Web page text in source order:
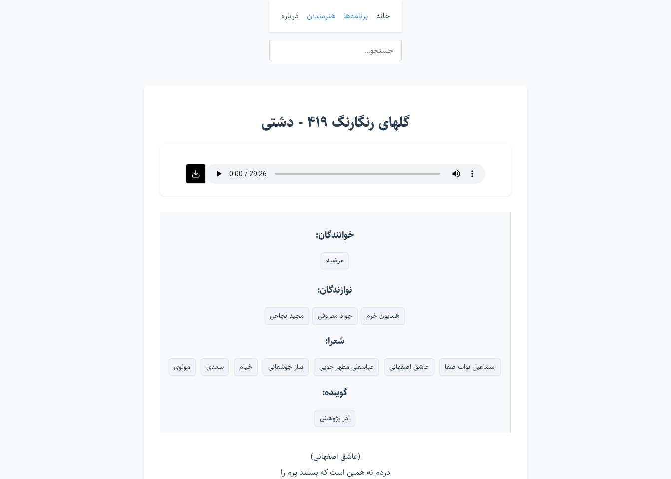
خانه برنامه‌ها هنرمندان درباره
گلهای رنگارنگ ۴۱۹ - دشتی
خوانندگان:
مرضیه
نوازندگان:
همایون خرم جواد معروفی مجید نجاحی
شعرا:
اسماعیل نواب صفا عاشق اصفهانی عباسقلی مظهر خویی نیاز جوشقانی خیام سعدی مولوی
گوینده:
آذر پژوهش
(عاشق اصفهانی)
دردم نه همین است که بستند پرم را